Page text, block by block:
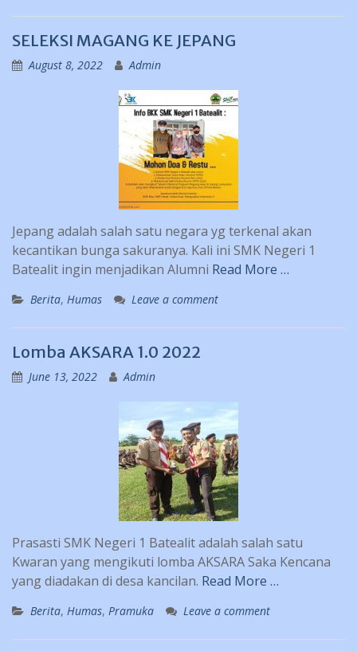
SELEKSI MAGANG KE JEPANG
August 8, 2022 Admin
Jepang adalah salah satu negara yg terkenal akan
kecantikan bunga sakuranya. Kali ini SMK Negeri 1
Batealit ingin menjadikan Alumni Read More …
Berita, Humas Leave a comment
Lomba AKSARA 1.0 2022
June 13, 2022 Admin
Prasasti SMK Negeri 1 Batealit adalah salah satu
Kwaran yang mengikuti lomba AKSARA Saka Kencana
yang diadakan di desa kancilan. Read More …
Berita, Humas, Pramuka Leave a comment